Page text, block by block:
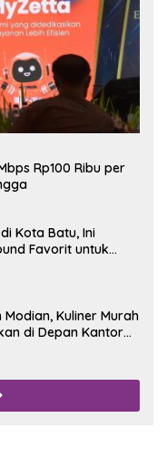
Rp100 Ribu per
Kota Batu, Ini
Favorit untuk
Modian, Kuliner Murah
di Depan Kantor